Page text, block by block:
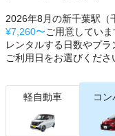
2026年8月の新千葉駅（
¥7,260〜ご用意していま
レンタルする日数やプ
ご利用日をお選びくださ
軽自動車 コン